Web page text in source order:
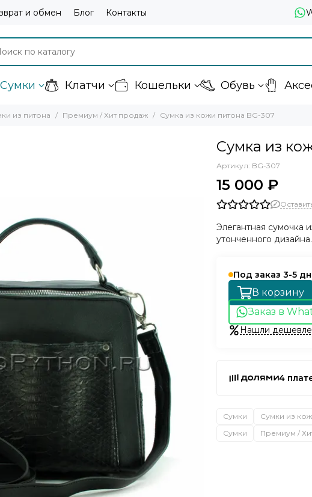
и обмен Блог Контакты
Сумки Клатчи Кошельки Обувь
из питона Премиум / Хит продаж Сумка из кожи питона BG-307
Сумка из
Артикул: BG-307
15 000 ₽
Элегантная сумочка
утонченного дизайна.
Под заказ 3-5
В корзину
Заказ в
Нашли
4
Сумки Сумки из
Сумки
Премиум /